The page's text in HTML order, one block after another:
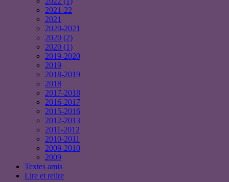
2021-22
2021
2020-2021
2020 (2)
2020 (1)
2019-2020
2019
2018-2019
2018
2017-2018
2016-2017
2015-2016
2012-2013
2011-2012
2010-2011
2009-2010
2009
Textes amis
Lire et relire